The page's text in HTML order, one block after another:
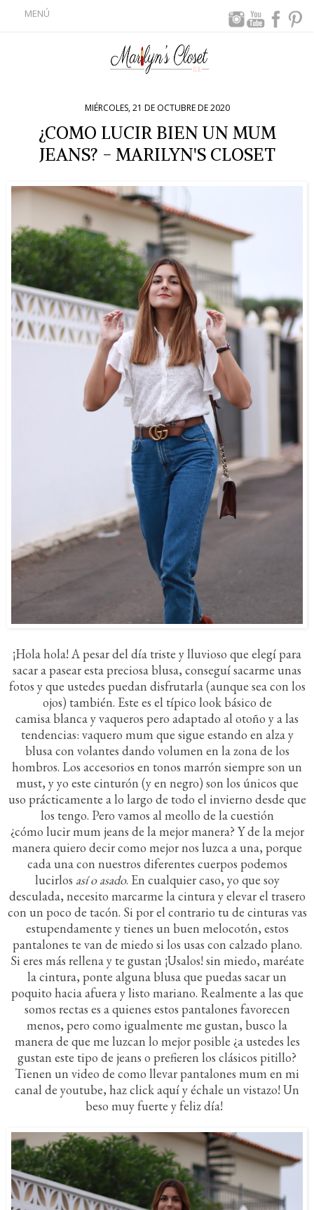
MENÚ
MIÉRCOLES, 21 DE OCTUBRE DE 2020
¿COMO LUCIR BIEN UN MUM
JEANS? - MARILYN'S CLOSET
¡Hola hola! A pesar del día triste y lluvioso que elegí para
sacar a pasear esta preciosa blusa, conseguí sacarme unas
fotos y que ustedes puedan disfrutarla (aunque sea con los
ojos) también. Este es el típico look básico de
camisa blanca y vaqueros pero adaptado al otoño y a las
tendencias: vaquero mum que sigue estando en alza y
blusa con volantes dando volumen en la zona de los
hombros. Los accesorios en tonos marrón siempre son un
must, y yo este cinturón (y en negro) son los únicos que
uso prácticamente a lo largo de todo el invierno desde que
los tengo. Pero vamos al meollo de la cuestión
¿cómo lucir mum jeans de la mejor manera? Y de la mejor
manera quiero decir como mejor nos luzca a una, porque
cada una con nuestros diferentes cuerpos podemos
lucirlos así o asado. En cualquier caso, yo que soy
desculada, necesito marcarme la cintura y elevar el trasero
con un poco de tacón. Si por el contrario tu de cinturas vas
estupendamente y tienes un buen melocotón, estos
pantalones te van de miedo si los usas con calzado plano.
Si eres más rellena y te gustan ¡Usalos! sin miedo, maréate
la cintura, ponte alguna blusa que puedas sacar un
poquito hacia afuera y listo mariano. Realmente a las que
somos rectas es a quienes estos pantalones favorecen
menos, pero como igualmente me gustan, busco la
manera de que me luzcan lo mejor posible ¿a ustedes les
gustan este tipo de jeans o prefieren los clásicos pitillo?
Tienen un video de como llevar pantalones mum en mi
canal de youtube, haz click aquí y échale un vistazo! Un
beso muy fuerte y feliz día!